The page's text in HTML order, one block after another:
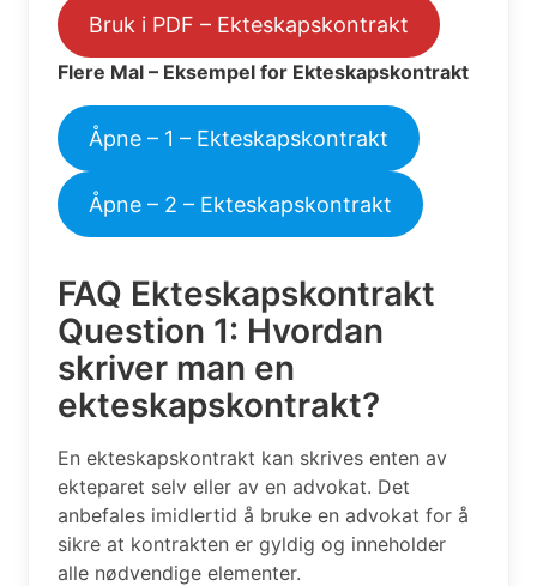
Bruk i PDF – Ekteskapskontrakt
Flere Mal – Eksempel for Ekteskapskontrakt
Åpne – 1 – Ekteskapskontrakt
Åpne – 2 – Ekteskapskontrakt
FAQ Ekteskapskontrakt
Question 1: Hvordan
skriver man en
ekteskapskontrakt?
En ekteskapskontrakt kan skrives enten av
ekteparet selv eller av en advokat. Det
anbefales imidlertid å bruke en advokat for å
sikre at kontrakten er gyldig og inneholder
alle nødvendige elementer.